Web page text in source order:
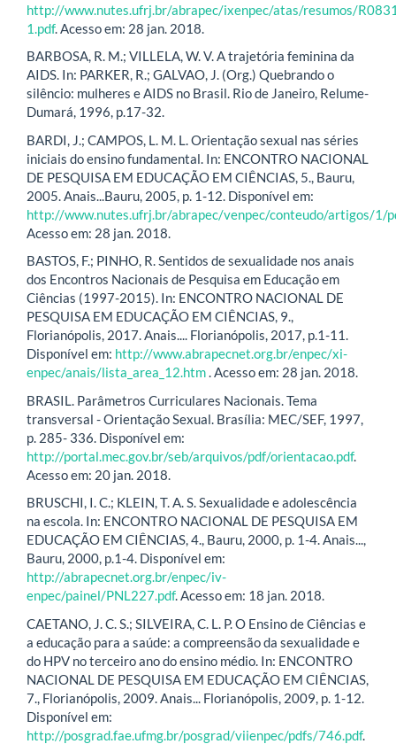
http://www.nutes.ufrj.br/abrapec/ixenpec/atas/resumos/
1.pdf. Acesso em: 28 jan. 2018.
BARBOSA, R. M.; VILLELA, W. V. A trajetória feminina da
AIDS. In: PARKER, R.; GALVAO, J. (Org.) Quebrando o
silêncio: mulheres e AIDS no Brasil. Rio de Janeiro, Relume-
Dumará, 1996, p.17-32.
BARDI, J.; CAMPOS, L. M. L. Orientação sexual nas séries
iniciais do ensino fundamental. In: ENCONTRO NACIONAL
DE PESQUISA EM EDUCAÇÃO EM CIÊNCIAS, 5., Bauru,
2005. Anais...Bauru, 2005, p. 1-12. Disponível em:
http://www.nutes.ufrj.br/abrapec/venpec/conteudo/artigos/1/
Acesso em: 28 jan. 2018.
BASTOS, F.; PINHO, R. Sentidos de sexualidade nos anais
dos Encontros Nacionais de Pesquisa em Educação em
Ciências (1997-2015). In: ENCONTRO NACIONAL DE
PESQUISA EM EDUCAÇÃO EM CIÊNCIAS, 9.,
Florianópolis, 2017. Anais.... Florianópolis, 2017, p.1-11.
Disponível em: http://www.abrapecnet.org.br/enpec/xi-
enpec/anais/lista_area_12.htm. Acesso em: 28 jan. 2018.
BRASIL. Parâmetros Curriculares Nacionais. Tema
transversal - Orientação Sexual. Brasília: MEC/SEF, 1997,
p. 285- 336. Disponível em:
http://portal.mec.gov.br/seb/arquivos/pdf/orientacao.pdf.
Acesso em: 20 jan. 2018.
BRUSCHI, I. C.; KLEIN, T. A. S. Sexualidade e adolescência
na escola. In: ENCONTRO NACIONAL DE PESQUISA EM
EDUCAÇÃO EM CIÊNCIAS, 4., Bauru, 2000, p. 1-4. Anais...,
Bauru, 2000, p.1-4. Disponível em:
http://abrapecnet.org.br/enpec/iv-
enpec/painel/PNL227.pdf. Acesso em: 18 jan. 2018.
CAETANO, J. C. S.; SILVEIRA, C. L. P. O Ensino de Ciências e
a educação para a saúde: a compreensão da sexualidade e
do HPV no terceiro ano do ensino médio. In: ENCONTRO
NACIONAL DE PESQUISA EM EDUCAÇÃO EM CIÊNCIAS,
7., Florianópolis, 2009. Anais... Florianópolis, 2009, p. 1-12.
Disponível em:
http://posgrad.fae.ufmg.br/posgrad/viienpec/pdfs/746.pdf.